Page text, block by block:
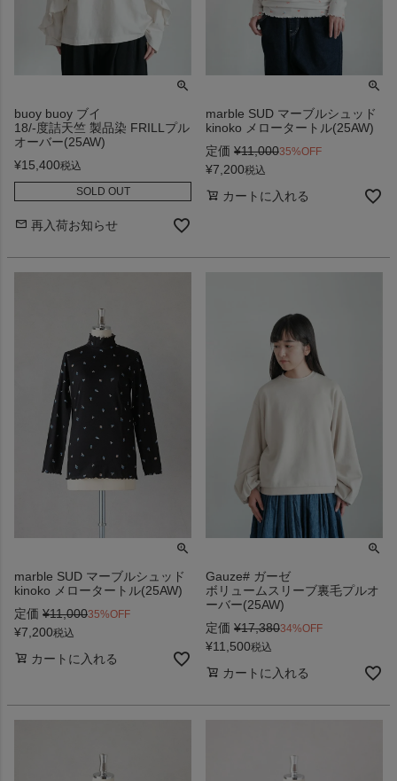
buoy buoy ブイ
18/-度詰天竺 製品染 FRILLプル
オーバー(25AW)
¥15,400税込
SOLD OUT
再入荷お知らせ
marble SUD マーブルシュッド
kinoko メロータートル(25AW)
定価 ¥11,00035%OFF
¥7,200税込
カートに入れる
marble SUD マーブルシュッド
kinoko メロータートル(25AW)
定価 ¥11,00035%OFF
¥7,200税込
カートに入れる
Gauze# ガーゼ
ボリュームスリーブ裏毛プルオ
ーバー(25AW)
定価 ¥17,38034%OFF
¥11,500税込
カートに入れる